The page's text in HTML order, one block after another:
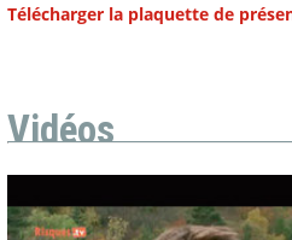
Télécharger la plaquette de
Vidéos